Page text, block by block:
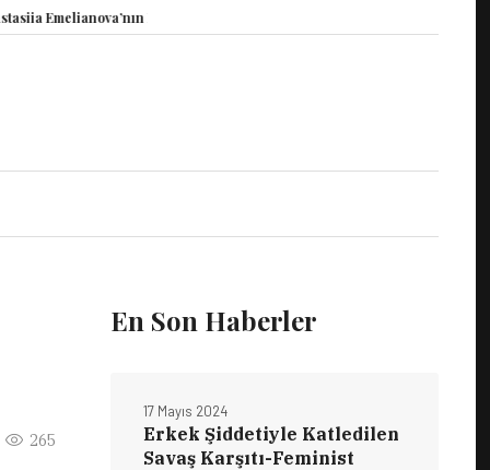
Duruşması Görüldü
265
En Son Haberler
Erkek Şiddetiyle Katledilen
Savaş Karşıtı-Feminist
17 Mayıs 2024